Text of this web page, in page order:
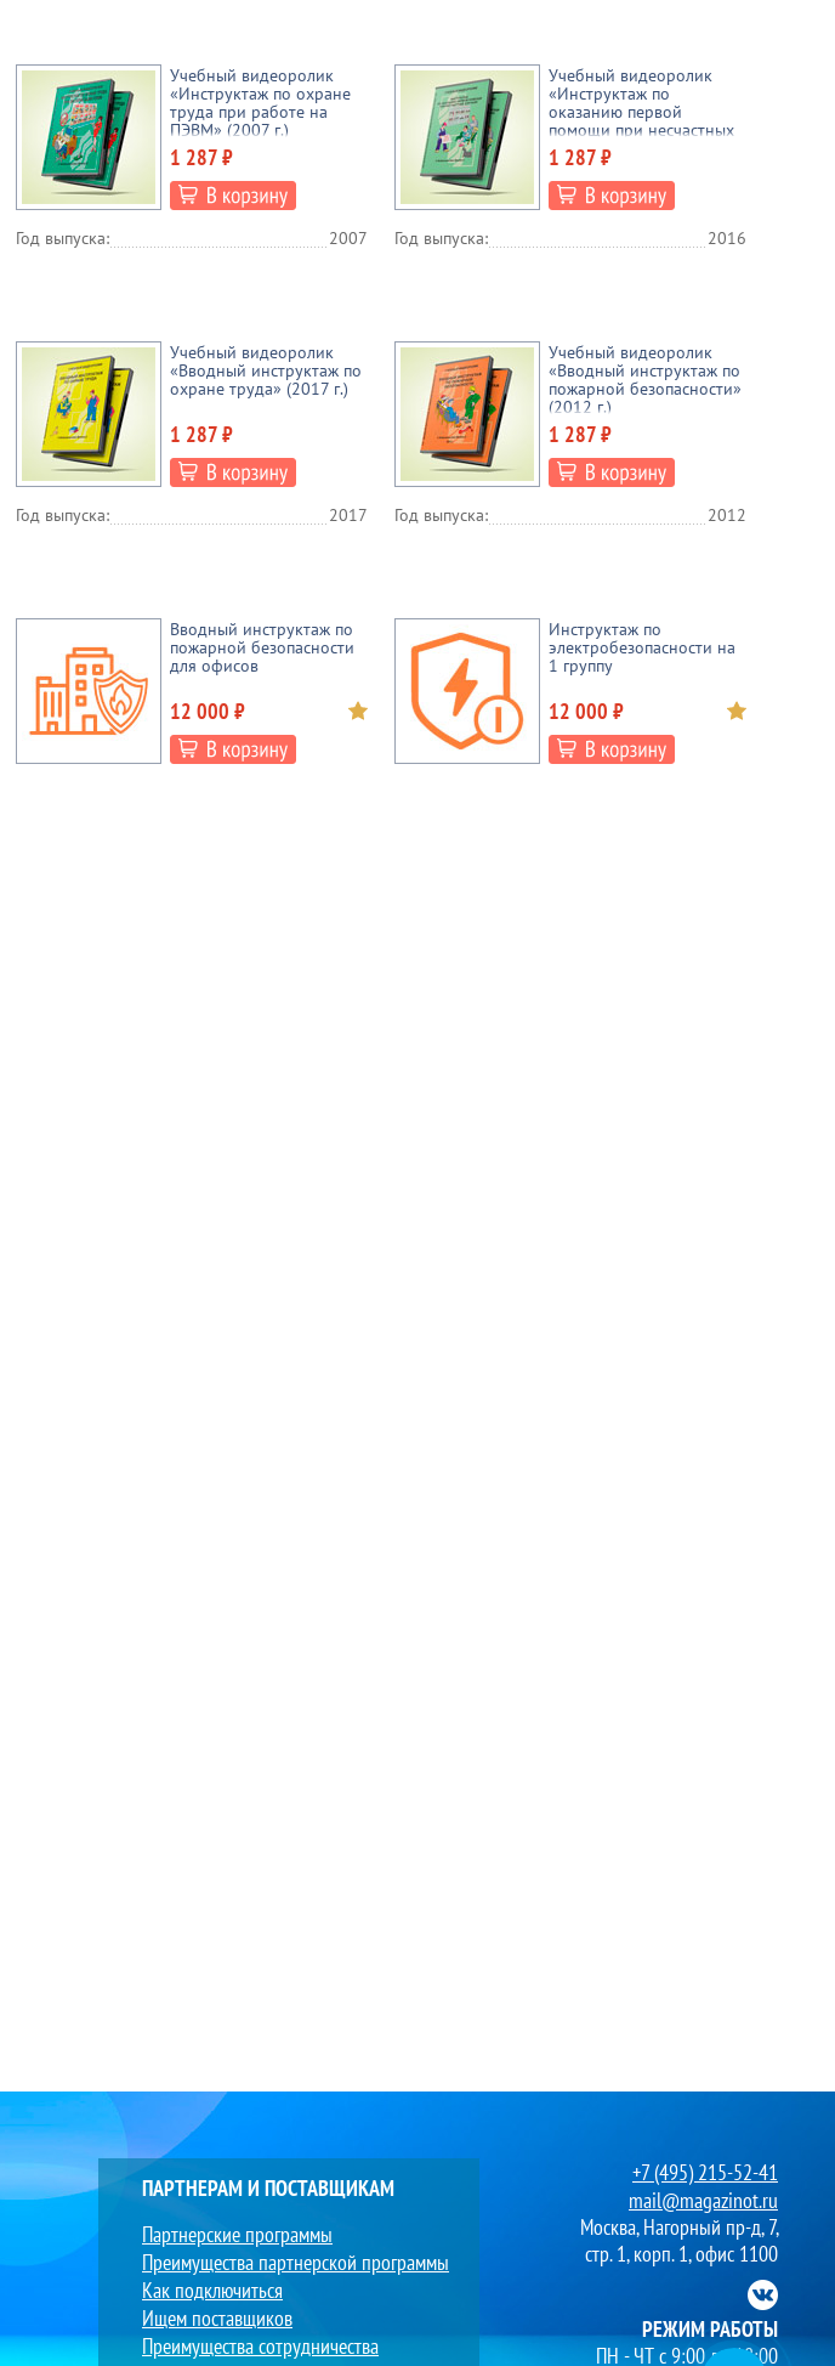
Учебный видеоролик
«Инструктаж по охране
труда при работе на
ПЭВМ» (2007 г.)
1 287 ₽
Год выпуска: 2007
Учебный видеоролик
«Инструктаж по
оказанию первой
помощи при несчастных
случаях» (2016 г.)
1 287 ₽
Год выпуска: 2016
Учебный видеоролик
«Вводный инструктаж по
охране труда» (2017 г.)
1 287 ₽
Год выпуска: 2017
Учебный видеоролик
«Вводный инструктаж по
пожарной безопасности»
(2012 г.)
1 287 ₽
Год выпуска: 2012
Вводный инструктаж по
пожарной безопасности
для офисов
12 000 ₽
Инструктаж по
электробезопасности на
1 группу
12 000 ₽
ПАРТНЕРАМ И ПОСТАВЩИКАМ
Партнерские программы
Преимущества партнерской программы
Как подключиться
Ищем поставщиков
Преимущества сотрудничества
+7 (495) 215-52-41
mail@magazinot.ru
Москва, Нагорный пр-д, 7,
стр. 1, корп. 1, офис 1100
РЕЖИМ РАБОТЫ
ПН - ЧТ с 9:00 до 18:00